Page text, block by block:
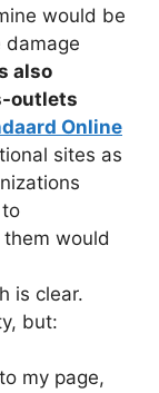
would be
also
outlets
Online
sites as
would
is clear.
but:
my page,